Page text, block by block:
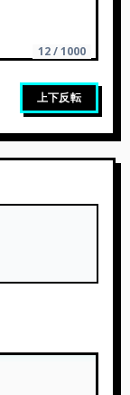
12 / 1000
上下反転